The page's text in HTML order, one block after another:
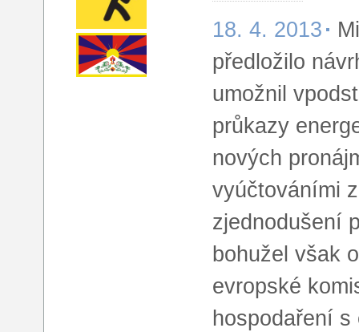
18. 4. 2013
předložilo
umožnil
průkazy
nových
vyúčtováními
zjednodušení
bohužel však
evropské
hospodaření